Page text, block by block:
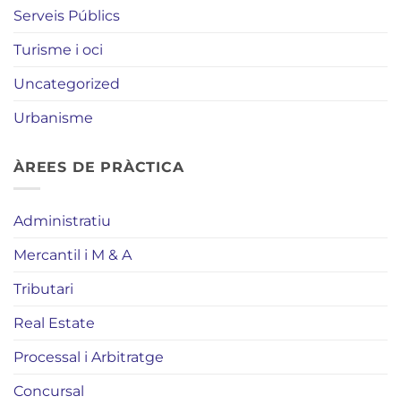
Serveis Públics
Turisme i oci
Uncategorized
Urbanisme
ÀREES DE PRÀCTICA
Administratiu
Mercantil i M & A
Tributari
Real Estate
Processal i Arbitratge
Concursal